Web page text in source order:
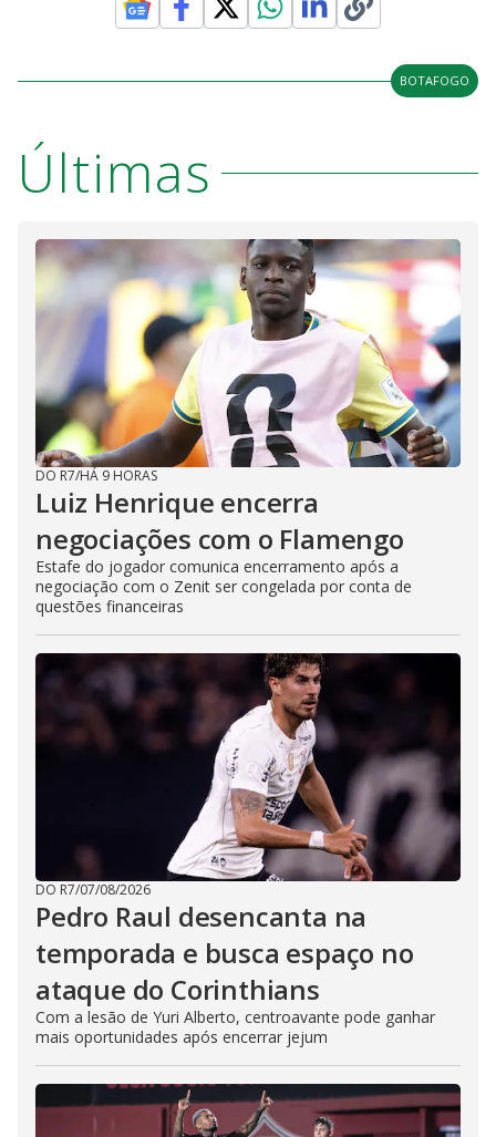
BOTAFOGO
Últimas
DO R7/HÁ 9 HORAS
Luiz Henrique encerra
negociações com o Flamengo
Estafe do jogador comunica encerramento após a
negociação com o Zenit ser congelada por conta de
questões financeiras
DO R7/07/08/2026
Pedro Raul desencanta na
temporada e busca espaço no
ataque do Corinthians
Com a lesão de Yuri Alberto, centroavante pode ganhar
mais oportunidades após encerrar jejum